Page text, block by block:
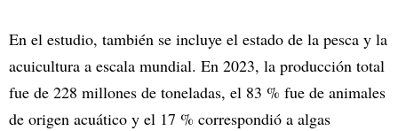
En el estudio, también se incluye el estado de la pesca y la
acuicultura a escala mundial. En 2023, la producción total
fue de 228 millones de toneladas, el 83 % fue de animales
de origen acuático y el 17 % correspondió a algas